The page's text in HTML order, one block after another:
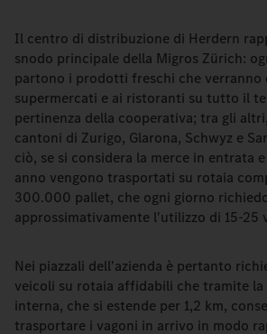
Il centro di distribuzione di Herdern
snodo principale della Migros Zürich:
partono i prodotti freschi che verranno
supermercati e ai ristoranti su tutto il
pertinenza della cooperativa; tra gli
cantoni di Zurigo, Glarona, Schwyz e
ciò, se si considera la merce in entrata
anno vengono trasportati su rotaia
300.000 pallet, che ogni giorno
approssimativamente l'utilizzo di 15-25
Nei piazzali dell'azienda è pertanto
veicoli su rotaia affidabili che tramite
interna, che si estende per 1,2 km,
trasportare i vagoni in arrivo in modo